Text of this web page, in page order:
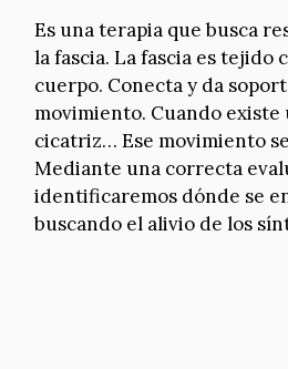
Es una terapia que busca
la fascia. La fascia es
cuerpo. Conecta y da
movimiento. Cuando
cicatriz… Ese movimiento
Mediante una correcta
identificaremos dónde se
buscando el alivio de los